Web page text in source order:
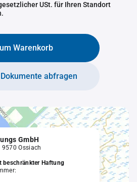
USt. für Ihren Standort
Warenkorb
abfragen
GmbH
Ossiach
beschränkter Haftung